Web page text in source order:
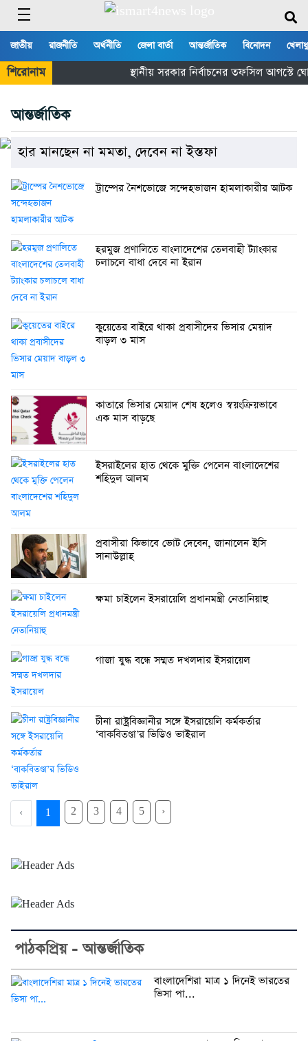
জাতীয় রাজনীতি অর্থনীতি জেলা বার্তা আন্তর্জাতিক বিনোদন
শিরোনাম স্থানীয় সরকার নির্বাচনের তফসিল আগস্টে
আন্তর্জাতিক
হার মানছেন না মমতা, দেবেন না ইস্তফা
ট্রাম্পের নৈশভোজে সন্দেহভাজন হামলাকারীর আটক
হরমুজ প্রণালিতে বাংলাদেশের তেলবাহী ট্যাংকার
চলাচলে বাধা দেবে না ইরান
কুয়েতের বাইরে থাকা প্রবাসীদের ভিসার মেয়াদ
বাড়ল ৩ মাস
কাতারে ভিসার মেয়াদ শেষ হলেও স্বয়ংক্রিয়ভাবে
এক মাস বাড়ছে
ইসরাইলের হাত থেকে মুক্তি পেলেন বাংলাদেশের
শহিদুল আলম
প্রবাসীরা কিভাবে ভোট দেবেন, জানালেন ইসি
সানাউল্লাহ
ক্ষমা চাইলেন ইসরায়েলি প্রধানমন্ত্রী নেতানিয়াহু
গাজা যুদ্ধ বন্ধে সম্মত দখলদার ইসরায়েল
চীনা রাষ্ট্রবিজ্ঞানীর সঙ্গে ইসরায়েলি কর্মকর্তার
‘বাকবিতণ্ডা’র ভিডিও ভাইরাল
‹ 1 2 3 4 5 ›
পাঠকপ্রিয় - আন্তর্জাতিক
বাংলাদেশিরা মাত্র ১ দিনেই ভারতের
ভিসা পা...